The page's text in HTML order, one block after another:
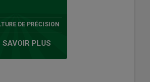
DE PRÉCISION
SAVOIR PLUS